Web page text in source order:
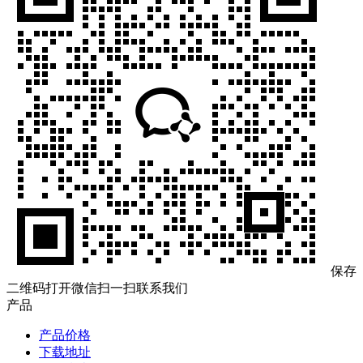
保存
二维码打开微信扫一扫联系我们
产品
产品价格
下载地址